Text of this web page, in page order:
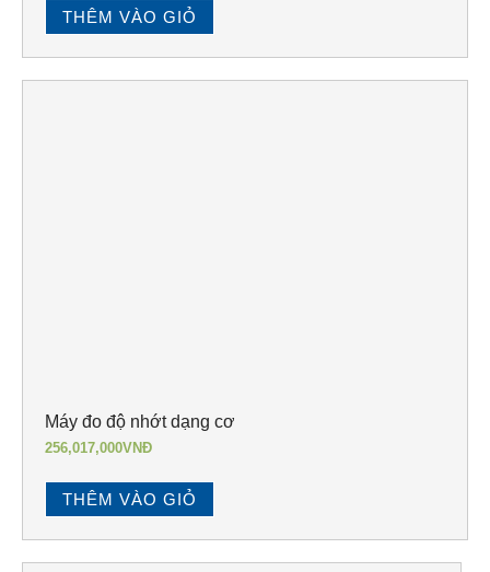
THÊM VÀO GIỎ
Máy đo độ nhớt dạng cơ
256,017,000VNĐ
THÊM VÀO GIỎ